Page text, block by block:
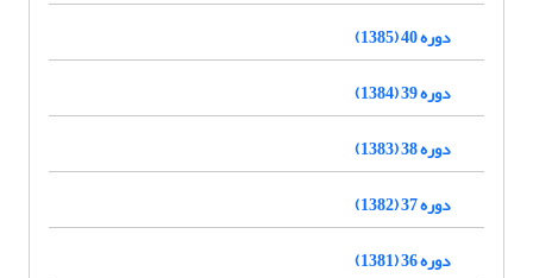
دوره 40 (1385)
دوره 39 (1384)
دوره 38 (1383)
دوره 37 (1382)
دوره 36 (1381)